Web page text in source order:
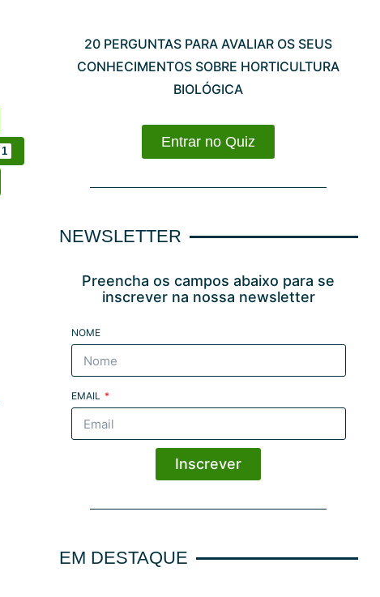
1
20 PERGUNTAS PARA AVALIAR OS SEUS
CONHECIMENTOS SOBRE HORTICULTURA
BIOLÓGICA
Entrar no Quiz
NEWSLETTER
Preencha os campos abaixo para se
inscrever na nossa newsletter
NOME
EMAIL
Inscrever
EM DESTAQUE